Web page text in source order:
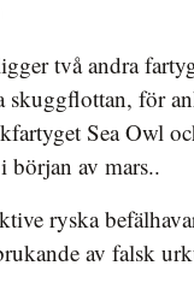
två andra
skuggflottan, för
Sea Owl
början av mars..
ryska
av falsk